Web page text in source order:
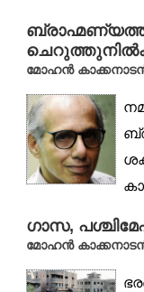
മോഹൻ
ഗാസ,
മോഹൻ